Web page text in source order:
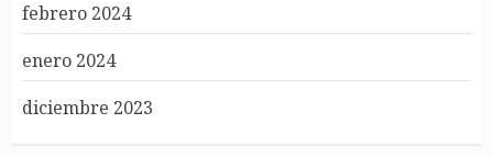
febrero 2024
enero 2024
diciembre 2023